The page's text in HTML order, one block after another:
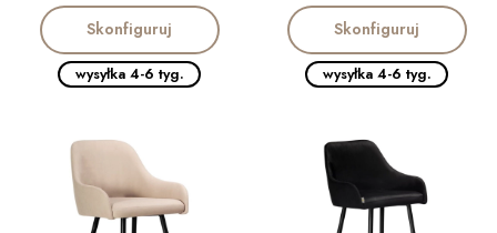
Skonfiguruj
wysyłka 4-6 tyg.
Skonfiguruj
wysyłka 4-6 tyg.